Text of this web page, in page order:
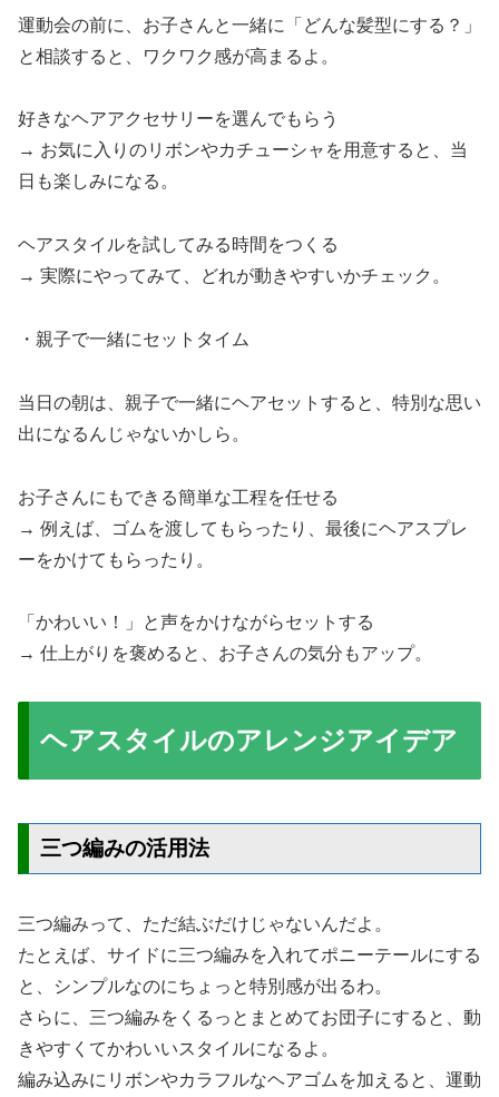
運動会の前に、お子さんと一緒に「どんな髪型にする？」
と相談すると、ワクワク感が高まるよ。
好きなヘアアクセサリーを選んでもらう
→ お気に入りのリボンやカチューシャを用意すると、当
日も楽しみになる。
ヘアスタイルを試してみる時間をつくる
→ 実際にやってみて、どれが動きやすいかチェック。
・親子で一緒にセットタイム
当日の朝は、親子で一緒にヘアセットすると、特別な思い
出になるんじゃないかしら。
お子さんにもできる簡単な工程を任せる
→ 例えば、ゴムを渡してもらったり、最後にヘアスプレ
ーをかけてもらったり。
「かわいい！」と声をかけながらセットする
→ 仕上がりを褒めると、お子さんの気分もアップ。
ヘアスタイルのアレンジアイデア
三つ編みの活用法
三つ編みって、ただ結ぶだけじゃないんだよ。
たとえば、サイドに三つ編みを入れてポニーテールにする
と、シンプルなのにちょっと特別感が出るわ。
さらに、三つ編みをくるっとまとめてお団子にすると、動
きやすくてかわいいスタイルになるよ。
編み込みにリボンやカラフルなヘアゴムを加えると、運動